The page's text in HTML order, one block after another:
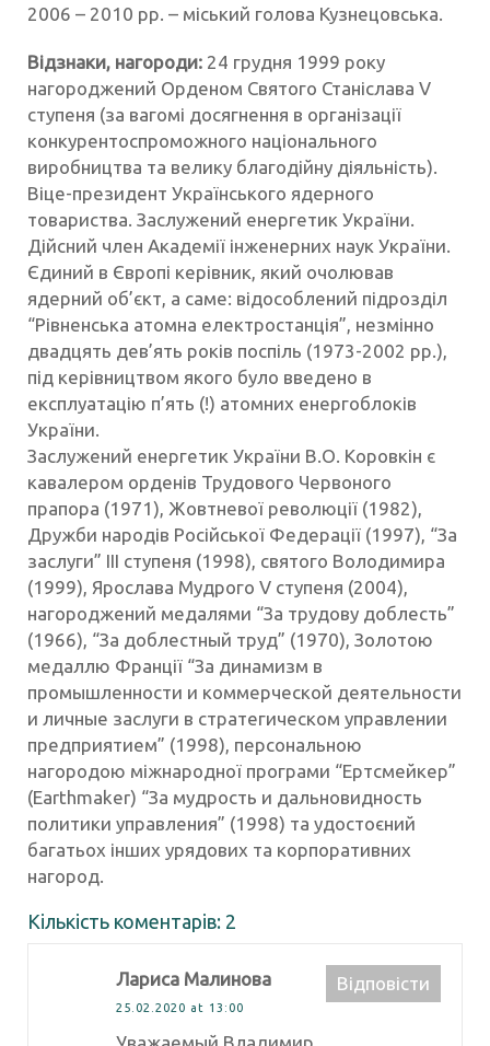
2006 – 2010 рр. – міський голова Кузнецовська.
Відзнаки, нагороди: 24 грудня 1999 року
нагороджений Орденом Святого Станіслава V
ступеня (за вагомі досягнення в організації
конкурентоспроможного національного
виробництва та велику благодійну діяльність).
Віце-президент Українського ядерного
товариства. Заслужений енергетик України.
Дійсний член Академії інженерних наук України.
Єдиний в Європі керівник, який очолював
ядерний об’єкт, а саме: відособлений підрозділ
“Рівненська атомна електростанція”, незмінно
двадцять дев’ять років поспіль (1973-2002 рр.),
під керівництвом якого було введено в
експлуатацію п’ять (!) атомних енергоблоків
України.
Заслужений енергетик України В.О. Коровкін є
кавалером орденів Трудового Червоного
прапора (1971), Жовтневої революції (1982),
Дружби народів Російської Федерації (1997), “За
заслуги” ІІІ ступеня (1998), святого Володимира
(1999), Ярослава Мудрого V ступеня (2004),
нагороджений медалями “За трудову доблесть”
(1966), “За доблестный труд” (1970), Золотою
медаллю Франції “За динамизм в
промышленности и коммерческой деятельности
и личные заслуги в стратегическом управлении
предприятием” (1998), персональною
нагородою міжнародної програми “Ертсмейкер”
(Earthmaker) “За мудрость и дальновидность
политики управления” (1998) та удостоєний
багатьох інших урядових та корпоративних
нагород.
Кількість коментарів: 2
Лариса Малинова
25.02.2020 at 13:00
Відповіcти